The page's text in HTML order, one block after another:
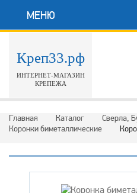
МЕНЮ
Креп33.рф
ИНТЕРНЕТ-МАГАЗИН
КРЕПЕЖА
Главная Каталог Сверла,
Коронки биметаллические